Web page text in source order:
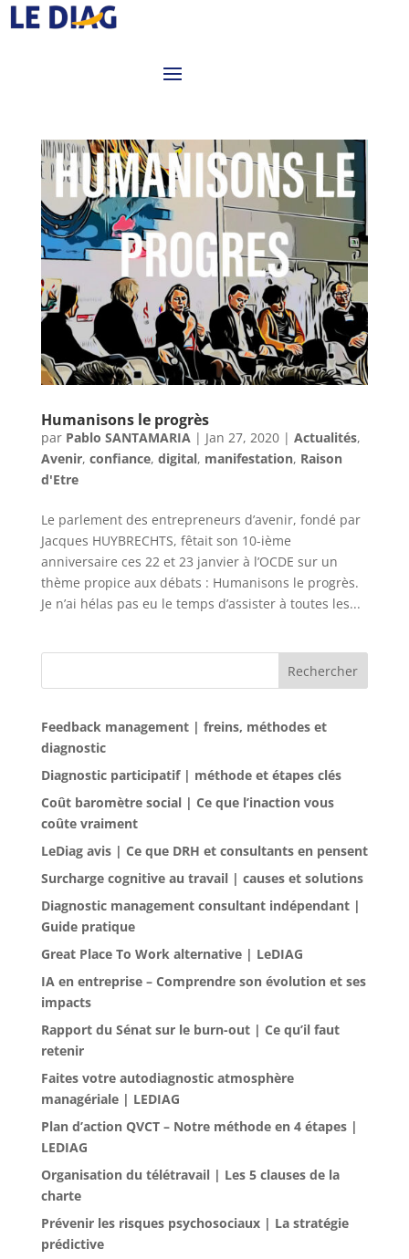
Humanisons le progrès
par Pablo SANTAMARIA | Jan 27, 2020| Actualités,
Avenir, confiance, digital, manifestation, Raison
d'Etre
Le parlement des entrepreneurs d’avenir, fondé par
Jacques HUYBRECHTS, fêtait son 10-ième
anniversaire ces 22 et 23 janvier à l’OCDE sur un
thème propice aux débats : Humanisons le progrès.
Je n’ai hélas pas eu le temps d’assister à toutes les...
Rechercher
Feedback management | freins, méthodes et
diagnostic
Diagnostic participatif | méthode et étapes clés
Coût baromètre social | Ce que l’inaction vous
coûte vraiment
LeDiag avis | Ce que DRH et consultants en pensent
Surcharge cognitive au travail | causes et solutions
Diagnostic management consultant indépendant |
Guide pratique
Great Place To Work alternative | LeDIAG
IA en entreprise – Comprendre son évolution et ses
impacts
Rapport du Sénat sur le burn-out | Ce qu’il faut
retenir
Faites votre autodiagnostic atmosphère
managériale | LEDIAG
Plan d’action QVCT – Notre méthode en 4 étapes |
LEDIAG
Organisation du télétravail | Les 5 clauses de la
charte
Prévenir les risques psychosociaux | La stratégie
prédictive